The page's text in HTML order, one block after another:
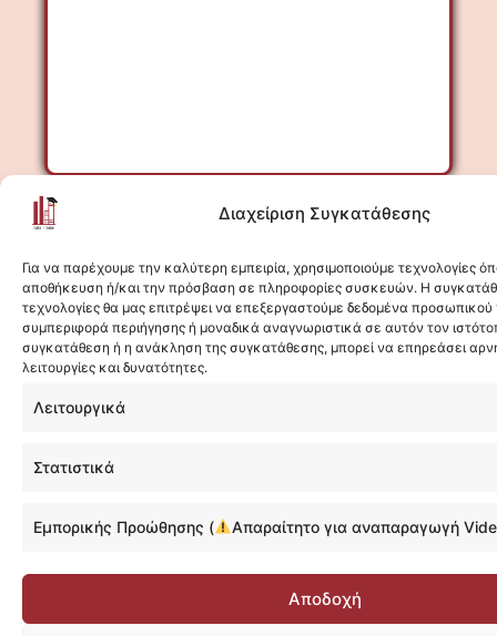
Διαχείριση Συγκατάθεσης
Για να παρέχουμε την καλύτερη εμπειρία, χρησιμοποιούμε τεχνολογίες
αποθήκευση ή/και την πρόσβαση σε πληροφορίες συσκευών. Η
τεχνολογίες θα μας επιτρέψει να επεξεργαστούμε δεδομένα
συμπεριφορά περιήγησης ή μοναδικά αναγνωριστικά σε αυτόν τον
συγκατάθεση ή η ανάκληση της συγκατάθεσης, μπορεί να επηρεάσει
λειτουργίες και δυνατότητες.
Λειτουργικά
Στατιστικά
Εμπορικής Προώθησης ( Απαραίτητο για αναπαραγωγή
Αποδοχή
Μάθε Περισσότερα